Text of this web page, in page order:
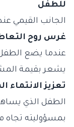
للطفل
الجانب القيمي
غرس روح
عندما يضع
يشعر بقيمة
تعزيز الانتماء
الطفل الذي
بمسؤوليته تجاه